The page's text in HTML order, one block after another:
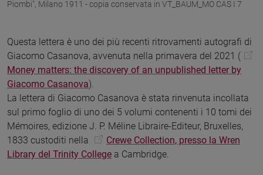
Piombi", Milano 1911 - copia conservata in VT_BAUM_MO CAS I 7
Questa lettera è uno dei più recenti ritrovamenti autografi di
Giacomo Casanova, avvenuta nella primavera del 2021 (
Money matters: the discovery of an unpublished letter by
Giacomo Casanova).
La lettera di Giacomo Casanova è stata rinvenuta incollata
sul primo foglio di uno dei 5 volumi contenenti i 10 tomi dei
Mémoires, edizione J. P. Méline Libraire-Editeur, Bruxelles,
1833 custoditi nella
Crewe Collection, presso la Wren
Library del Trinity College a Cambridge.